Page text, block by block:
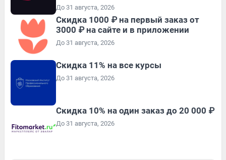
До 31 августа, 2026
Скидка 1000 ₽ на первый заказ от
3000 ₽ на сайте и в приложении
До 31 августа, 2026
Скидка 11% на все курсы
До 31 августа, 2026
Скидка 10% на один заказ до 20 000 ₽
До 31 августа, 2026